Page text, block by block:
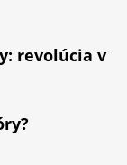
revolúcia v